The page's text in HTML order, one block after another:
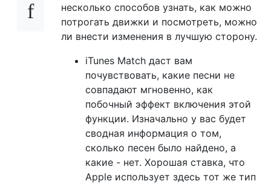
несколько способов узнать, как можно
потрогать движки и посмотреть, можно
ли внести изменения в лучшую сторону.
iTunes Match даст вам
почувствовать, какие песни не
совпадают мгновенно, как
побочный эффект включения этой
функции. Изначально у вас будет
сводная информация о том,
сколько песен было найдено, а
какие - нет. Хорошая ставка, что
Apple использует здесь тот же тип